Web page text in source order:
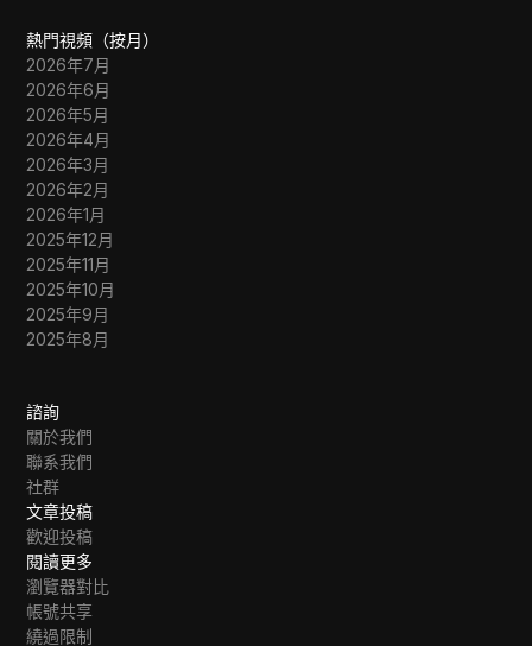
熱門視頻（按月）
2026年7月
2026年6月
2026年5月
2026年4月
2026年3月
2026年2月
2026年1月
2025年12月
2025年11月
2025年10月
2025年9月
2025年8月
諮詢
關於我們
聯系我們
社群
文章投稿
歡迎投稿
閱讀更多
瀏覽器對比
帳號共享
繞過限制